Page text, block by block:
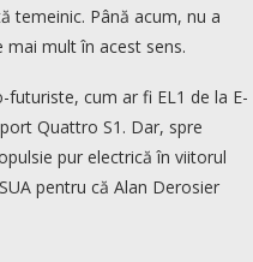
temeinic. Până acum, nu a
mult în acest sens.
cum ar fi EL1 de la E-
Quattro S1. Dar, spre
pur electrică în viitorul
pentru că Alan Derosier